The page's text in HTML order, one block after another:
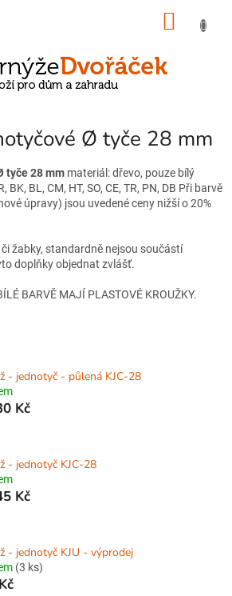
Ø tyče 28 mm
tyče 28 mm materiál: dřevo, pouze bílý
BK, BL, CM, HT, SO, CE, TR, PN, DB Při barvě
úpravy) jsou uvedené ceny nižší o 20%
žabky, standardně nejsou součástí
doplňky objednat zvlášť.
BARVĚ MAJÍ PLASTOVÉ KROUŽKY.
- jednotyč - půlená KJC-28
Kč
- jednotyč KJC-28
Kč
- jednotyč KJU - výprodej
(3 ks)